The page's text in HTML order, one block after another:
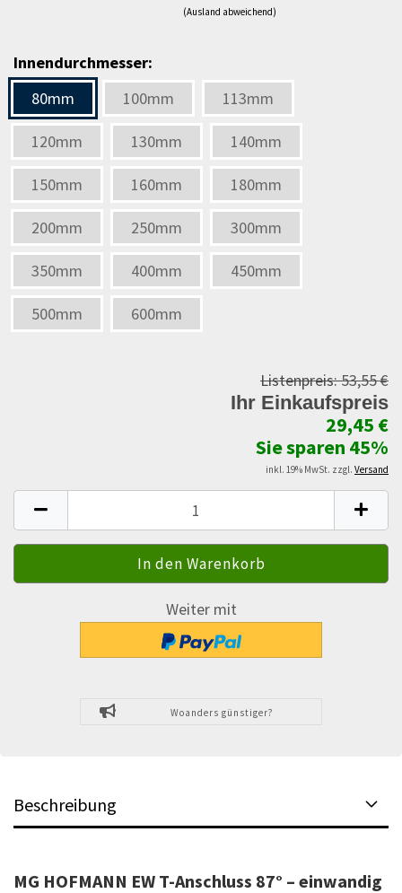
(Ausland abweichend)
Innendurchmesser:
80mm
100mm 113mm
120mm 130mm 140mm
150mm 160mm 180mm
200mm 250mm 300mm
350mm 400mm 450mm
500mm 600mm
Listenpreis:53,55 €
Ihr Einkaufspreis
29,45 €
Sie sparen 45%
inkl. 19% MwSt. zzgl. Versand
Weiter mit
Woanders günstiger?
Beschreibung
MG HOFMANN EW T-Anschluss 87° – einwandig